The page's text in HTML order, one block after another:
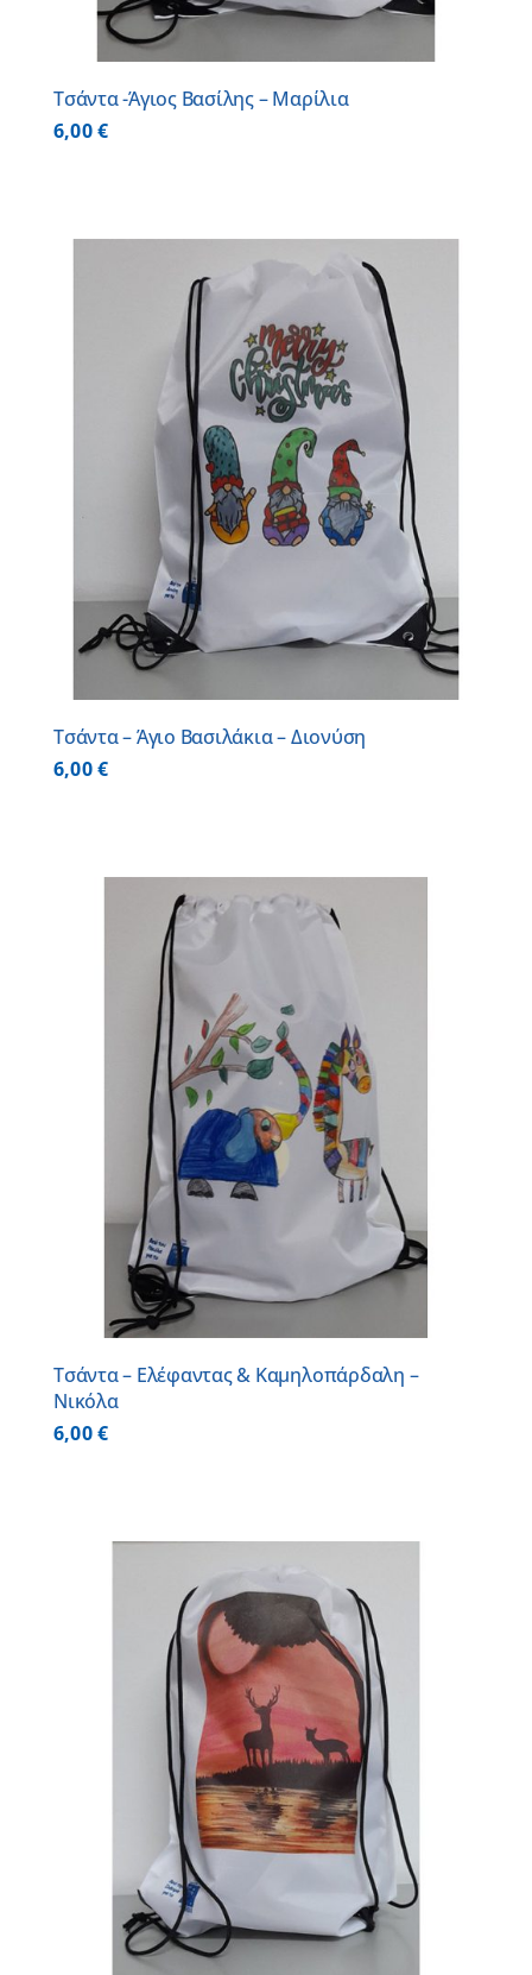
Τσάντα -Άγιος Βασίλης – Μαρίλια
6,00€
Τσάντα – Άγιο Βασιλάκια – Διονύση
6,00€
Τσάντα – Ελέφαντας & Καμηλοπάρδαλη –
Νικόλα
6,00€